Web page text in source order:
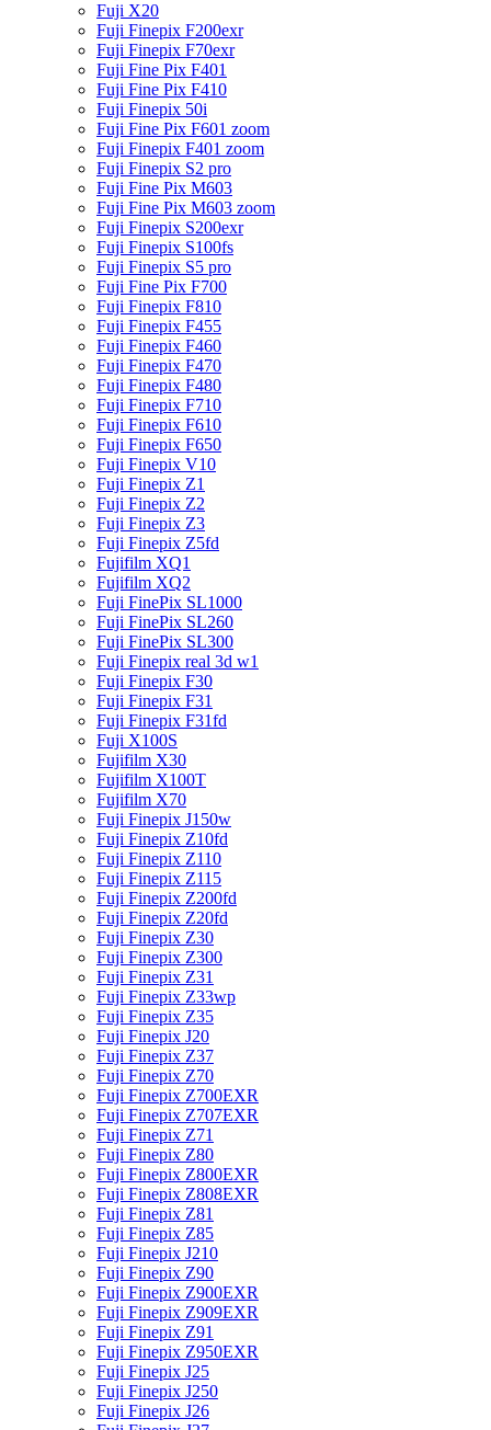
Fuji X20
Fuji Finepix F200exr
Fuji Finepix F70exr
Fuji Fine Pix F401
Fuji Fine Pix F410
Fuji Finepix 50i
Fuji Fine Pix F601 zoom
Fuji Finepix F401 zoom
Fuji Finepix S2 pro
Fuji Fine Pix M603
Fuji Fine Pix M603 zoom
Fuji Finepix S200exr
Fuji Finepix S100fs
Fuji Finepix S5 pro
Fuji Fine Pix F700
Fuji Finepix F810
Fuji Finepix F455
Fuji Finepix F460
Fuji Finepix F470
Fuji Finepix F480
Fuji Finepix F710
Fuji Finepix F610
Fuji Finepix F650
Fuji Finepix V10
Fuji Finepix Z1
Fuji Finepix Z2
Fuji Finepix Z3
Fuji Finepix Z5fd
Fujifilm XQ1
Fujifilm XQ2
Fuji FinePix SL1000
Fuji FinePix SL260
Fuji FinePix SL300
Fuji Finepix real 3d w1
Fuji Finepix F30
Fuji Finepix F31
Fuji Finepix F31fd
Fuji X100S
Fujifilm X30
Fujifilm X100T
Fujifilm X70
Fuji Finepix J150w
Fuji Finepix Z10fd
Fuji Finepix Z110
Fuji Finepix Z115
Fuji Finepix Z200fd
Fuji Finepix Z20fd
Fuji Finepix Z30
Fuji Finepix Z300
Fuji Finepix Z31
Fuji Finepix Z33wp
Fuji Finepix Z35
Fuji Finepix J20
Fuji Finepix Z37
Fuji Finepix Z70
Fuji Finepix Z700EXR
Fuji Finepix Z707EXR
Fuji Finepix Z71
Fuji Finepix Z80
Fuji Finepix Z800EXR
Fuji Finepix Z808EXR
Fuji Finepix Z81
Fuji Finepix Z85
Fuji Finepix J210
Fuji Finepix Z90
Fuji Finepix Z900EXR
Fuji Finepix Z909EXR
Fuji Finepix Z91
Fuji Finepix Z950EXR
Fuji Finepix J25
Fuji Finepix J250
Fuji Finepix J26